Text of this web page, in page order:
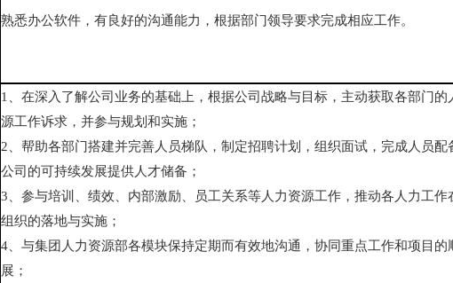
熟悉办公软件，有良好的沟通能力，根据部门领导要求完成相应工作。
1、在深入了解公司业务的基础上，根据公司战略与目标，主动获取各部门的
源工作诉求，并参与规划和实施；
2、帮助各部门搭建并完善人员梯队，制定招聘计划，组织面试，完成人员配
公司的可持续发展提供人才储备；
3、参与培训、绩效、内部激励、员工关系等人力资源工作，推动各人力工作
组织的落地与实施；
4、与集团人力资源部各模块保持定期而有效地沟通，协同重点工作和项目的
展；